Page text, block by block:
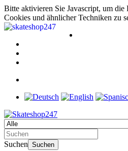
Bitte aktivieren Sie Javascript, um die
Cookies und ähnlicher Techniken zu
Suchen Suchen